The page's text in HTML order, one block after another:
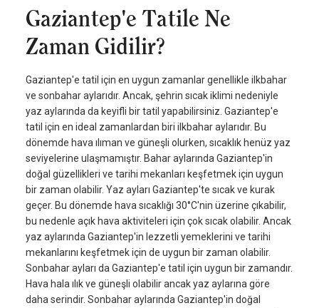
Gaziantep'e Tatile Ne
Zaman Gidilir?
Gaziantep'e tatil için en uygun zamanlar genellikle ilkbahar
ve sonbahar aylarıdır. Ancak, şehrin sıcak iklimi nedeniyle
yaz aylarında da keyifli bir tatil yapabilirsiniz. Gaziantep'e
tatil için en ideal zamanlardan biri ilkbahar aylarıdır. Bu
dönemde hava ılıman ve güneşli olurken, sıcaklık henüz yaz
seviyelerine ulaşmamıştır. Bahar aylarında Gaziantep'in
doğal güzellikleri ve tarihi mekanları keşfetmek için uygun
bir zaman olabilir. Yaz ayları Gaziantep'te sıcak ve kurak
geçer. Bu dönemde hava sıcaklığı 30°C'nin üzerine çıkabilir,
bu nedenle açık hava aktiviteleri için çok sıcak olabilir. Ancak
yaz aylarında Gaziantep'in lezzetli yemeklerini ve tarihi
mekanlarını keşfetmek için de uygun bir zaman olabilir.
Sonbahar ayları da Gaziantep'e tatil için uygun bir zamandır.
Hava hala ılık ve güneşli olabilir ancak yaz aylarına göre
daha serindir. Sonbahar aylarında Gaziantep'in doğal